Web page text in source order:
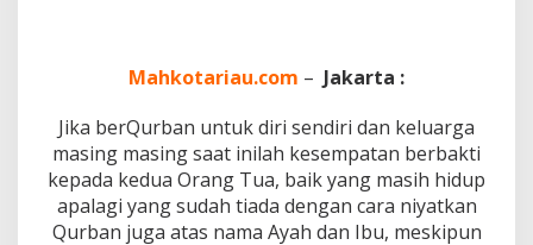
B
N
N
I
A
T
Mahkotariau.com – Jakarta :
Jika berQurban untuk diri sendiri dan keluarga
masing masing saat inilah kesempatan berbakti
kepada kedua Orang Tua, baik yang masih hidup
apalagi yang sudah tiada dengan cara niyatkan
Qurban juga atas nama Ayah dan Ibu, meskipun